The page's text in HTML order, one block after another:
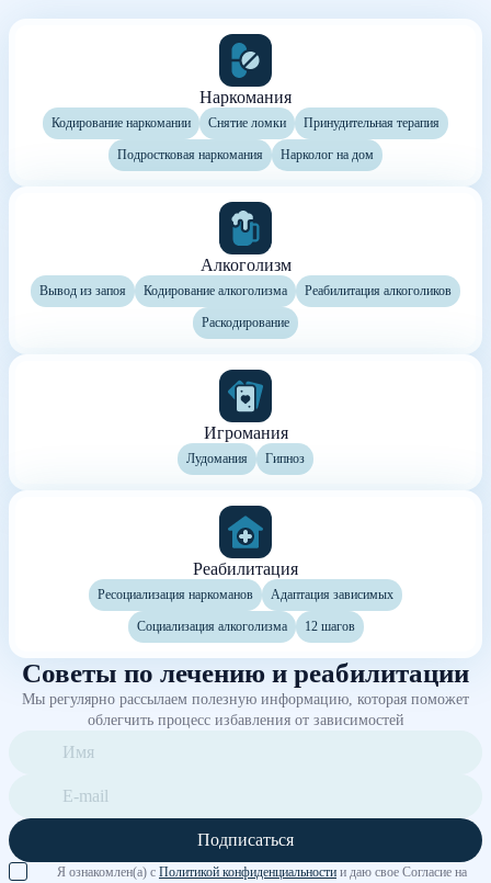
Наркомания
Кодирование наркомании Снятие ломки Принудительная терапия
Подростковая наркомания Нарколог на дом
Алкоголизм
Вывод из запоя Кодирование алкоголизма Реабилитация алкоголиков
Раскодирование
Игромания
Лудомания Гипноз
Реабилитация
Ресоциализация наркоманов Адаптация зависимых
Социализация алкоголизма 12 шагов
Советы по лечению и реабилитации
Мы регулярно рассылаем полезную информацию, которая поможет
облегчить процесс избавления от зависимостей
Подписаться
Я ознакомлен(а) с Политикой конфиденциальности и даю свое Согласие на